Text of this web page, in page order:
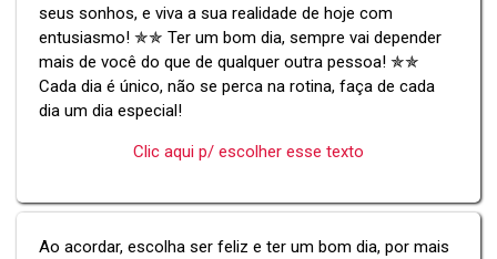
seus sonhos, e viva a sua realidade de hoje com
entusiasmo! ✯✯ Ter um bom dia, sempre vai depender
mais de você do que de qualquer outra pessoa! ✯✯
Cada dia é único, não se perca na rotina, faça de cada
dia um dia especial!
Clic aqui p/ escolher esse texto
Ao acordar, escolha ser feliz e ter um bom dia, por mais